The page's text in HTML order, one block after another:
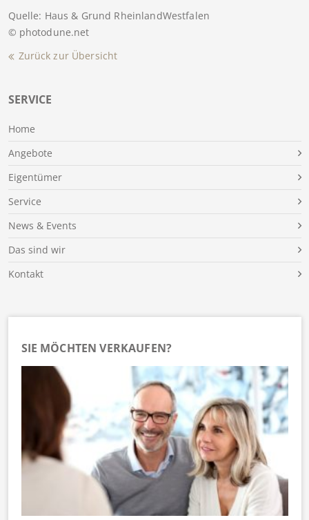
SERVICE
Home
Angebote
Eigentümer
Service
News & Events
Das sind wir
Kontakt
SIE MÖCHTEN VERKAUFEN?
Quelle: Haus & Grund RheinlandWestfalen
© photodune.net
Zurück zur Übersicht